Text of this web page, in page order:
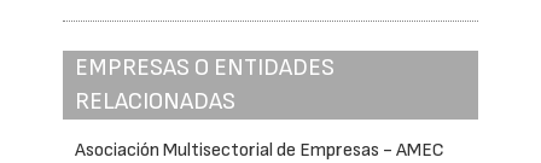
EMPRESAS O ENTIDADES
RELACIONADAS
Asociación Multisectorial de Empresas - AMEC